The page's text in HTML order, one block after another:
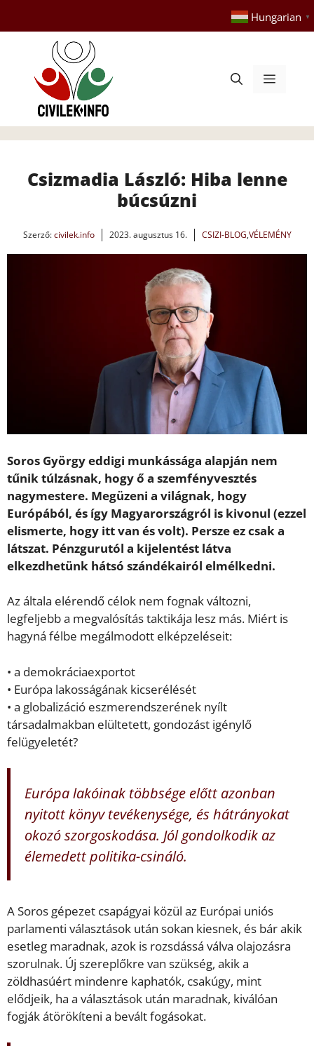
tartalomba
Hungarian ▼
Menü
Csizmadia László: Hiba lenne
búcsúzni
Szerző:civilek.info 2023. augusztus 16. CSIZI-BLOG,VÉLEMÉNY
Soros György eddigi munkássága alapján nem
tűnik túlzásnak, hogy ő a szemfényvesztés
nagymestere. Megüzeni a világnak, hogy
Európából, és így Magyarországról is kivonul (ezzel
elismerte, hogy itt van és volt). Persze ez csak a
látszat. Pénzgurutól a kijelentést látva
elkezdhetünk hátsó szándékairól elmélkedni.
Az általa elérendő célok nem fognak változni,
legfeljebb a megvalósítás taktikája lesz más. Miért is
hagyná félbe megálmodott elképzeléseit:
• a demokráciaexportot
• Európa lakosságának kicserélését
• a globalizáció eszmerendszerének nyílt
társadalmakban elültetett, gondozást igénylő
felügyeletét?
Európa lakóinak többsége előtt azonban
nyitott könyv tevékenysége, és hátrányokat
okozó szorgoskodása. Jól gondolkodik az
élemedett politika-csináló.
A Soros gépezet csapágyai közül az Európai uniós
parlamenti választások után sokan kiesnek, és bár akik
esetleg maradnak, azok is rozsdássá válva olajozásra
szorulnak. Új szereplőkre van szükség, akik a
zöldhasúért mindenre kaphatók, csakúgy, mint
elődjeik, ha a választások után maradnak, kiválóan
fogják átörökíteni a bevált fogásokat.